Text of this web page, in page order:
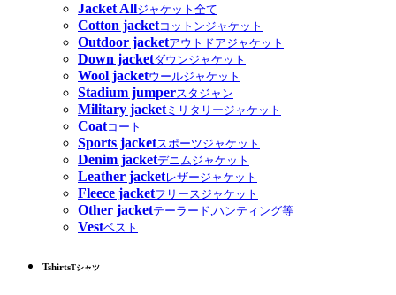
Jacket Allジャケット全て
Cotton jacketコットンジャケット
Outdoor jacketアウトドアジャケット
Down jacketダウンジャケット
Wool jacketウールジャケット
Stadium jumperスタジャン
Military jacketミリタリージャケット
Coatコート
Sports jacketスポーツジャケット
Denim jacketデニムジャケット
Leather jacketレザージャケット
Fleece jacketフリースジャケット
Other jacketテーラード,ハンティング等
Vestベスト
TshirtsTシャツ